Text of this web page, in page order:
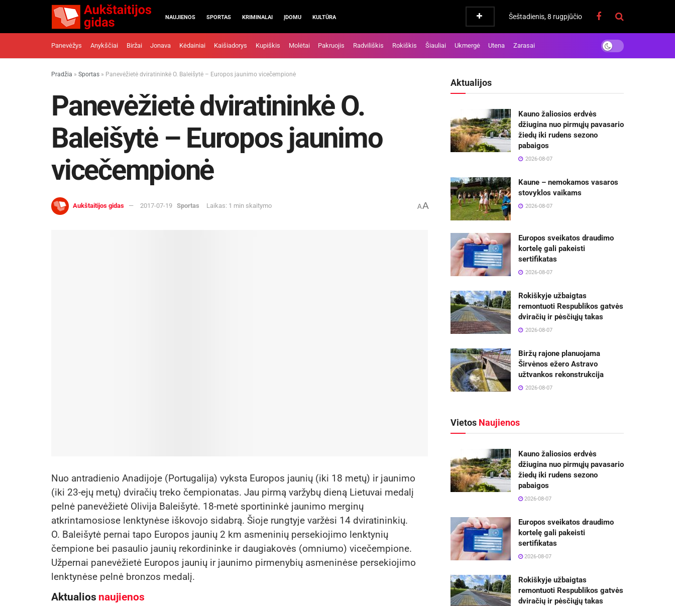
NAUJIENOS SPORTAS KRIMINALAI ĮDOMU KULTŪRA Šeštadienis, 8 rugpjūčio
Panevėžys Anykščiai Biržai Jonava Kėdainiai Kaišiadorys Kupiškis Molėtai Pakruojis Radviliškis Rokiškis Šiauliai Ukmergė Utena Zarasai
Pradžia » Sportas » Panevėžietė dviratininkė O. Baleišytė – Europos jaunimo vicečempionė
Panevėžietė dviratininkė O.
Baleišytė – Europos jaunimo
vicečempionė
Aukštaitijos gidas 2017-07-19 Sportas Laikas: 1 min skaitymo AA
Nuo antradienio Anadijoje (Portugalija) vyksta Europos jaunių (iki 18 metų) ir jaunimo
(iki 23-ejų metų) dviračių treko čempionatas. Jau pirmą varžybų dieną Lietuvai medalį
pelnė panevėžietė Olivija Baleišytė. 18-metė sportininkė jaunimo merginų
atkrintamosiose lenktynėse iškovojo sidabrą. Šioje rungtyje varžėsi 14 dviratininkių.
O. Baleišytė pernai tapo Europos jaunių 2 km asmeninių persekiojimo lenktynių
čempione bei pasaulio jaunių rekordininke ir daugiakovės (omniumo) vicečempione.
Užpernai panevėžietė Europos jaunių ir jaunimo pirmenybių asmeninėse persekiojimo
lenktynėse pelnė bronzos medalį.
Aktualios naujienos
Aktualijos
Kauno žaliosios erdvės
džiugina nuo pirmųjų pavasario
žiedų iki rudens sezono
pabaigos
2026-08-07
Kaune – nemokamos vasaros
stovyklos vaikams
2026-08-07
Europos sveikatos draudimo
kortelę gali pakeisti
sertifikatas
2026-08-07
Rokiškyje užbaigtas
remontuoti Respublikos gatvės
dviračių ir pėsčiųjų takas
2026-08-07
Biržų rajone planuojama
Širvėnos ežero Astravo
užtvankos rekonstrukcija
2026-08-07
Vietos Naujienos
Kauno žaliosios erdvės
džiugina nuo pirmųjų pavasario
žiedų iki rudens sezono
pabaigos
2026-08-07
Europos sveikatos draudimo
kortelę gali pakeisti
sertifikatas
2026-08-07
Rokiškyje užbaigtas
remontuoti Respublikos gatvės
dviračių ir pėsčiųjų takas